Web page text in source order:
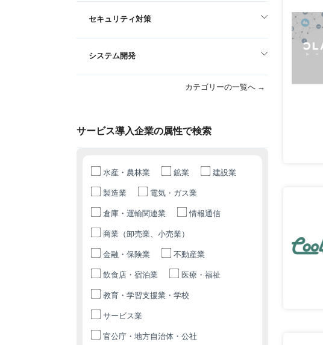
セキュリティ対策
システム開発
カテゴリーの一覧へ →
サービス導入企業の属性で検索
水産・農林業 鉱業 建設業
製造業 電気・ガス業
倉庫・運輸関連業 情報通信
商業（卸売業、小売業）
金融・保険業 不動産業
飲食店・宿泊業 医療・福祉
教育・学習支援業・学校
サービス業
官公庁・地方自治体・公社